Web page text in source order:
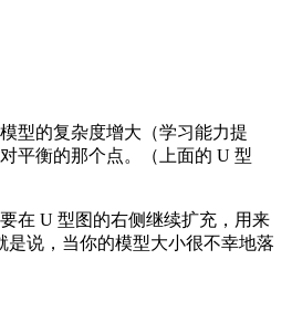
型的复杂度增大（学习能力提
平衡的那个点。（上面的 U 型
在 U 型图的右侧继续扩充，用来
说，当你的模型大小很不幸地落